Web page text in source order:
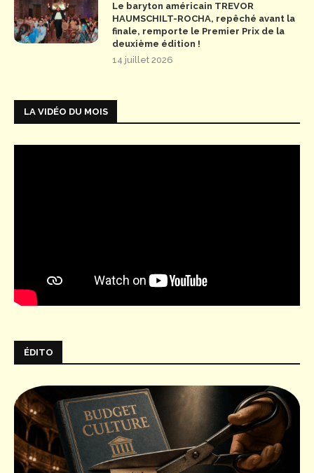
Le baryton américain TREVOR
HAUMSCHILT-ROCHA, repêché avant la
finale, remporte le Premier Prix de la
deuxième édition !
14 juillet 2026
LA VIDÉO DU MOIS
ÉDITO